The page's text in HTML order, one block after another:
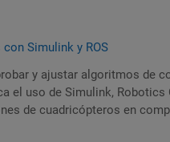
Simulink y ROS
y ajustar algoritmos de
el uso de Simulink, Robotics
de cuadricópteros en